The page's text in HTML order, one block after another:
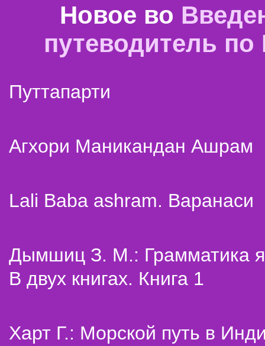
Новое во
путеводитель
Путтапарти
Агхори Маникандан Ашрам
Lali Baba ashram. Варанаси
Дымшиц З. М.: Грамматика
В двух книгах. Книга 1
Харт Г.: Морской путь в